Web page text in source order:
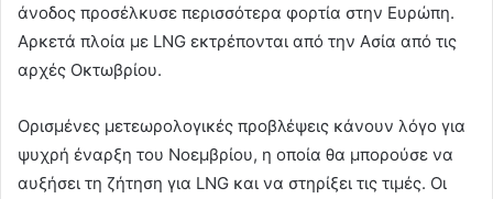
άνοδος προσέλκυσε περισσότερα φορτία στην Ευρώπη.
Αρκετά πλοία με LNG εκτρέπονται από την Ασία από τις
αρχές Οκτωβρίου.
Ορισμένες μετεωρολογικές προβλέψεις κάνουν λόγο για
ψυχρή έναρξη του Νοεμβρίου, η οποία θα μπορούσε να
αυξήσει τη ζήτηση για LNG και να στηρίξει τις τιμές. Οι